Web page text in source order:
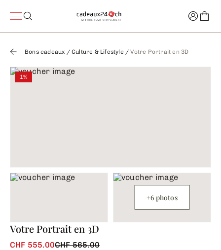
Bons cadeaux /Culture & Lifestyle /Votre Portrait en 3D
1%
+6 photos
Votre Portrait en 3D
CHF 555.00CHF 565.00